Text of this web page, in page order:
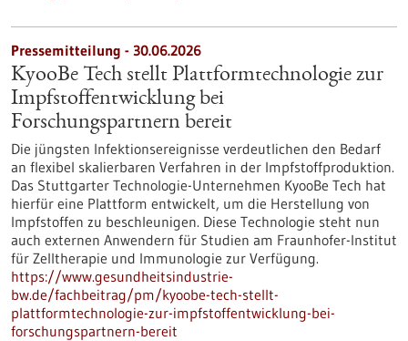
Pressemitteilung - 30.06.2026
KyooBe Tech stellt Plattformtechnologie zur
Impfstoffentwicklung bei
Forschungspartnern bereit
Die jüngsten Infektionsereignisse verdeutlichen den Bedarf
an flexibel skalierbaren Verfahren in der Impfstoffproduktion.
Das Stuttgarter Technologie-Unternehmen KyooBe Tech hat
hierfür eine Plattform entwickelt, um die Herstellung von
Impfstoffen zu beschleunigen. Diese Technologie steht nun
auch externen Anwendern für Studien am Fraunhofer-Institut
für Zelltherapie und Immunologie zur Verfügung.
https://www.gesundheitsindustrie-
bw.de/fachbeitrag/pm/kyoobe-tech-stellt-
plattformtechnologie-zur-impfstoffentwicklung-bei-
forschungspartnern-bereit